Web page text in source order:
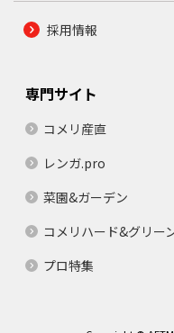
採用情報
専門サイト
コメリ産直
レンガ.pro
菜園&ガーデン
コメリハード&グリー
プロ特集